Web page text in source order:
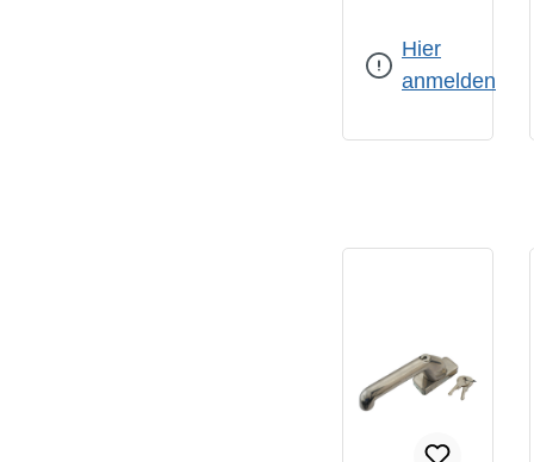
ÜR 1-F
LÜGEL. F
ENSTER- UND F
NR. FS500
Hier
anmelden